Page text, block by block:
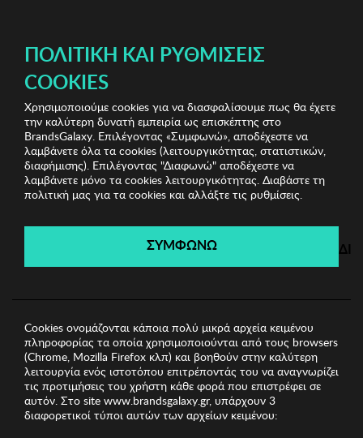
Kenneth Cole Watches Ανδρικά Ρολόγια
Ανδρικό
Ρολόι REACTION
Kenneth Cole Watches
Λήγει σε: 00ημέρες | 00ώρες 00λεπτά 00δευτ.
ΠΟΛΙΤΙΚΉ ΚΑΙ ΡΥΘΜΊΣΕΙΣ
COOKIES
Χρησιμοποιούμε cookies για να διασφαλίσουμε πως θα έχετε
την καλύτερη δυνατή εμπειρία ως επισκέπτης στο
BrandsGalaxy. Επιλέγοντας «Συμφωνώ», αποδέχεστε να
λαμβάνετε όλα τα cookies (λειτουργικότητας, στατιστικών,
διαφήμισης). Επιλέγοντας "Διαφωνώ" αποδέχεστε να
λαμβάνετε μόνο τα cookies λειτουργικότητας. Διαβάστε τη
πολιτική μας για τα cookies και αλλάξτε τις ρυθμίσεις.
ΣΥΜΦΩΝΩ
Cookies ονομάζονται κάποια πολύ μικρά αρχεία κειμένου
πληροφορίας τα οποία χρησιμοποιούνται από τους browsers
(Chrome, Mozilla Firefox κλπ) και βοηθούν στην καλύτερη
λειτουργία ενός ιστοτόπου επιτρέποντάς του να αναγνωρίζει
τις προτιμήσεις του χρήστη κάθε φορά που επιστρέφει σε
αυτόν. Στο site www.brandsgalaxy.gr, υπάρχουν 3
διαφορετικοί τύποι αυτών των αρχείων κειμένου: